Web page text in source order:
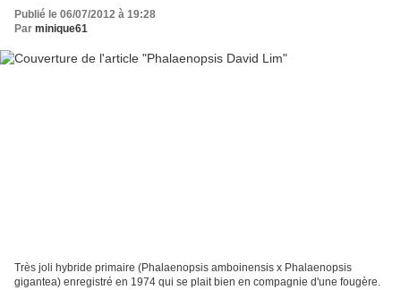
Publié le 06/07/2012 à 19:28
Par minique61
Très joli hybride primaire (Phalaenopsis amboinensis x Phalaenopsis
gigantea) enregistré en 1974 qui se plait bien en compagnie d'une fougère.